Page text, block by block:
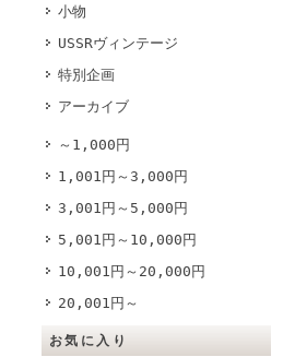
小物
USSRヴィンテージ
特別企画
アーカイブ
～1,000円
1,001円～3,000円
3,001円～5,000円
5,001円～10,000円
10,001円～20,000円
20,001円～
お気に入り